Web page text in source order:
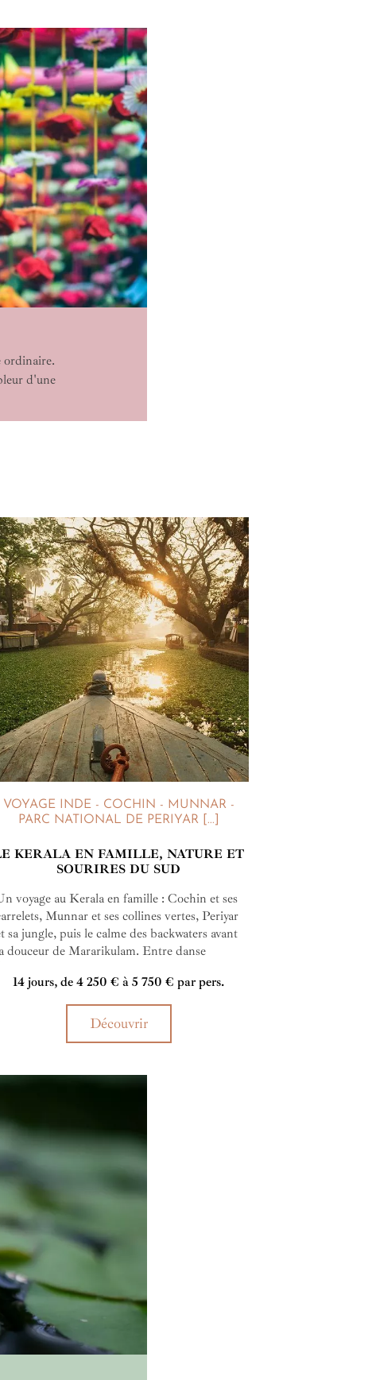
ordinaire.
d'une
VOYAGE INDE - COCHIN - MUNNAR -
PARC NATIONAL DE PERIYAR [...]
KERALA EN FAMILLE, NATURE ET
SOURIRES DU SUD
voyage au Kerala en famille : Cochin et ses
Munnar et ses collines vertes, Periyar
sa jungle, puis le calme des backwaters avant
douceur de Mararikulam. Entre danse
atelier artisanal et rencontres
locales, un itinéraire ludique et fluide où
chacun trouve son rythme.
14 jours, de 4 250 € à 5 750 € par pers.
Découvrir